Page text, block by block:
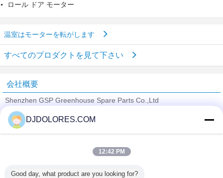
ロール ドア モーター
温室はモーターを転がします
すべてのプロダクトを見て下さい
会社概要
Shenzhen GSP Greenhouse Spare Parts Co.,Ltd
検証サプライヤー
Trust Seal
ホーム
DJDOLORES.COM
12:42 PM
Good day, what product are you looking for?